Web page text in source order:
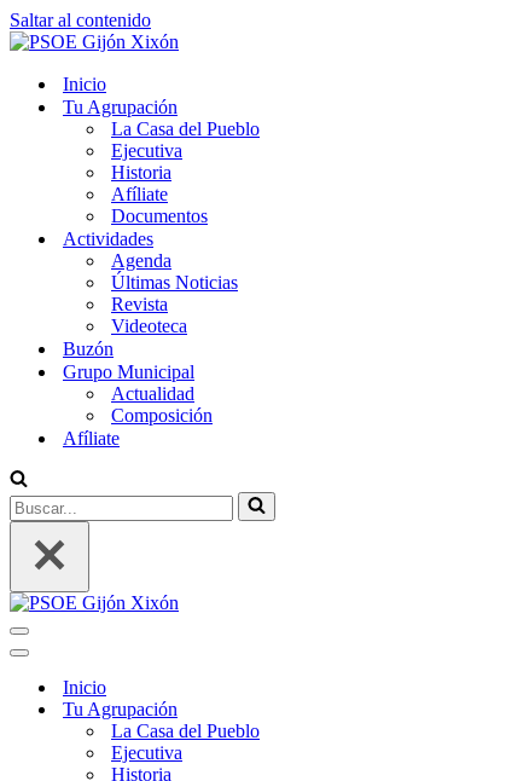
Saltar al contenido
Inicio
Tu Agrupación
La Casa del Pueblo
Ejecutiva
Historia
Afíliate
Documentos
Actividades
Agenda
Últimas Noticias
Revista
Videoteca
Buzón
Grupo Municipal
Actualidad
Composición
Afíliate
Buscar...
Menú
de
Menú
navegación
Inicio
Tu Agrupación
La Casa del Pueblo
Ejecutiva
Historia